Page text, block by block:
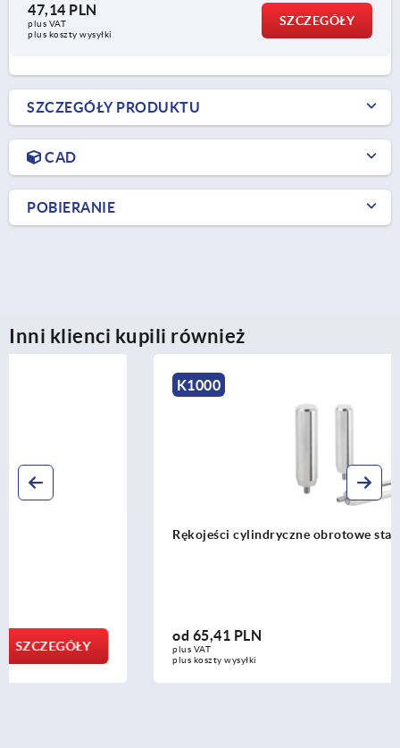
47,14 PLN
plus VAT
plus koszty wysyłki
SZCZEGÓŁY
SZCZEGÓŁY PRODUKTU
CAD
POBIERANIE
Inni klienci kupili również
Rękojeści cylindryczne obrotowe stal nierdzewna
65,41 PLN
plus VAT
plus koszty wysyłki